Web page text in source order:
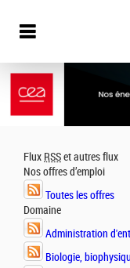
Flux RSSet autres flux
Nos offres d’emploi
Toutes les offres
Domaine
Administration
Biologie,